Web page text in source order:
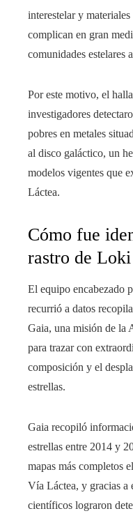
interestelar y
complican en gran
comunidades estelares
Por este motivo, el
investigadores
pobres en metales
al disco galáctico, un
modelos vigentes que
Láctea.
Cómo fue
rastro de Loki
El equipo encabezado
recurrió a datos
Gaia, una misión de la
para trazar con
composición y el
estrellas.
Gaia recopiló
estrellas entre 2014 y
mapas más completos
Vía Láctea, y gracias a
científicos lograron